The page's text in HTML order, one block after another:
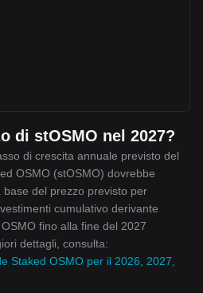
di stOSMO nel 2027?
di crescita annuale previsto del
OSMO (stOSMO) dovrebbe
del prezzo previsto per
cumulativo derivante
fino alla fine del 2027
dettagli, consulta:
Staked OSMO per il 2026, 2027,